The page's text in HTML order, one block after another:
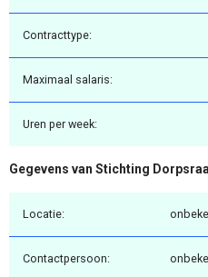
Contracttype:
Maximaal salaris:
Uren per week:
Gegevens van Stichting
Locatie:
Contactpersoon: